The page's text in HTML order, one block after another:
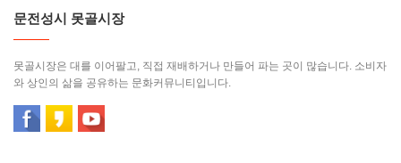
문전성시 못골시장
못골시장은 대를 이어팔고, 직접 재배하거나 만들어 파는 곳이 많습니다. 소비자
와 상인의 삶을 공유하는 문화커뮤니티입니다.